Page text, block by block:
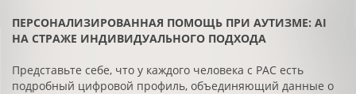
ПЕРСОНАЛИЗИРОВАННАЯ ПОМОЩЬ ПРИ АУТИЗМЕ: AI
НА СТРАЖЕ ИНДИВИДУАЛЬНОГО ПОДХОДА
Представьте себе, что у каждого человека с РАС есть
подробный цифровой профиль, объединяющий данные о